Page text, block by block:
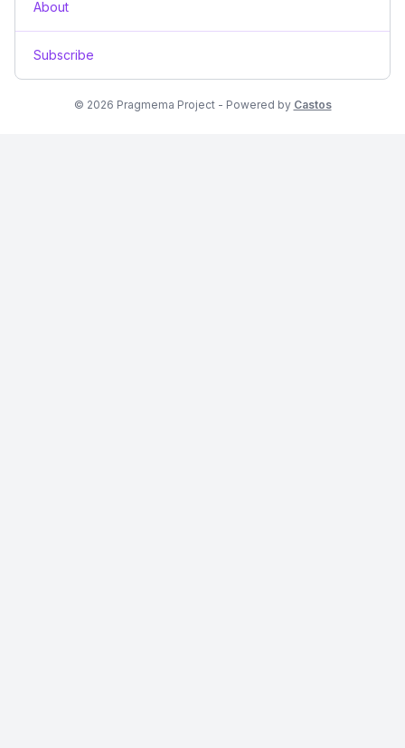
About
Subscribe
© 2026 Pragmema Project - Powered by Castos